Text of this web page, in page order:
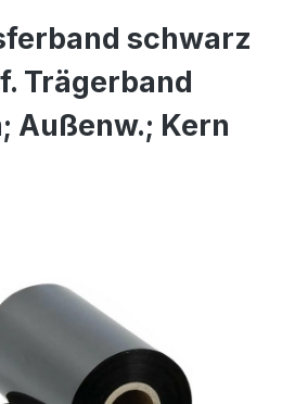
schwarz
Trägerband
Außenw.; Kern